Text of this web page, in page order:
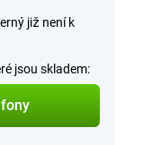
již není k
jsou skladem: